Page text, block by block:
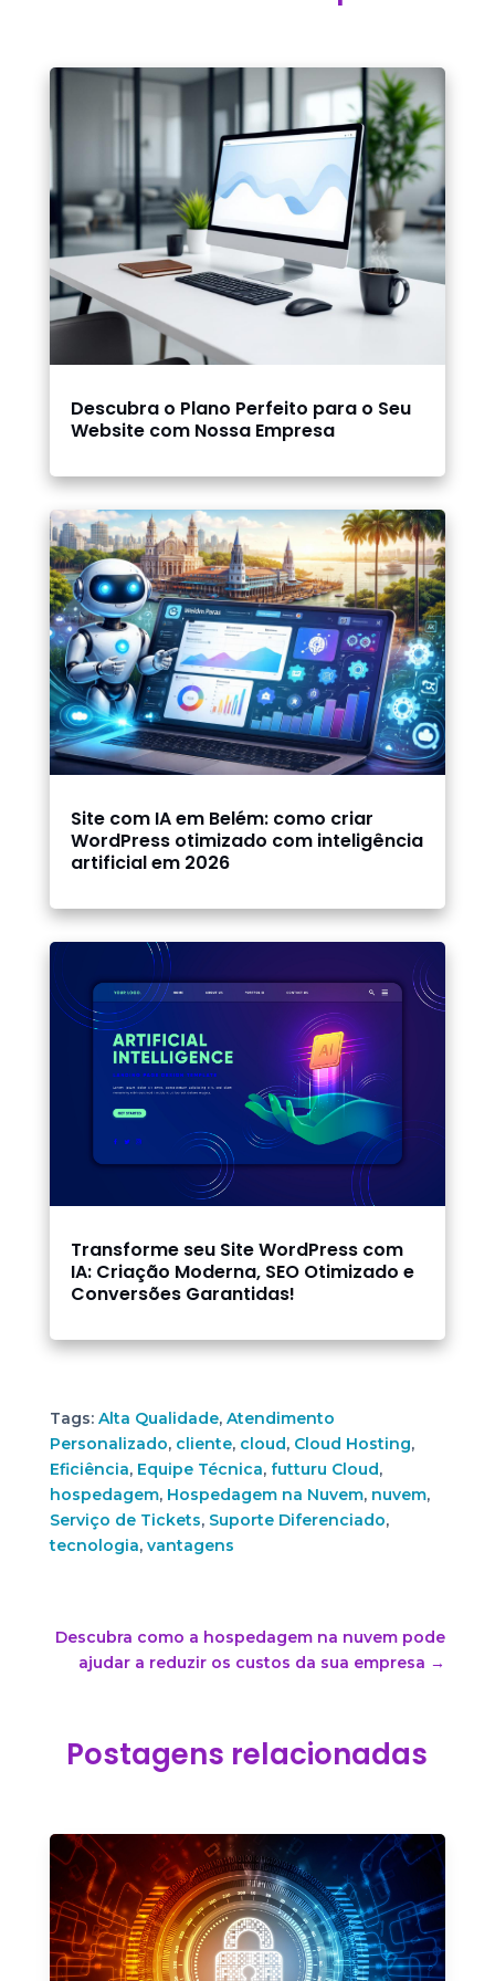
Descubra o Plano Perfeito para o Seu
Website com Nossa Empresa
Site com IA em Belém: como criar
WordPress otimizado com inteligência
artificial em 2026
Transforme seu Site WordPress com
IA: Criação Moderna, SEO Otimizado e
Conversões Garantidas!
Tags: Alta Qualidade, Atendimento
Personalizado, cliente, cloud, Cloud Hosting,
Eficiência, Equipe Técnica, futturu Cloud,
hospedagem, Hospedagem na Nuvem, nuvem,
Serviço de Tickets, Suporte Diferenciado,
tecnologia, vantagens
Descubra como a hospedagem na nuvem pode
ajudar a reduzir os custos da sua empresa →
Postagens relacionadas